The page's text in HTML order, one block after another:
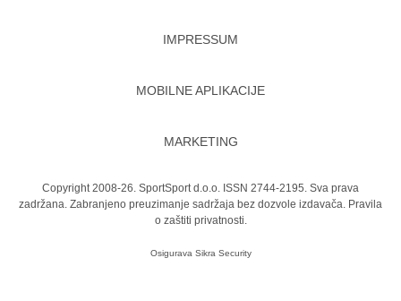
IMPRESSUM
MOBILNE APLIKACIJE
MARKETING
Copyright 2008-26. SportSport d.o.o. ISSN 2744-2195. Sva prava
zadržana. Zabranjeno preuzimanje sadržaja bez dozvole izdavača. Pravila
o zaštiti privatnosti.
Osigurava Sikra Security